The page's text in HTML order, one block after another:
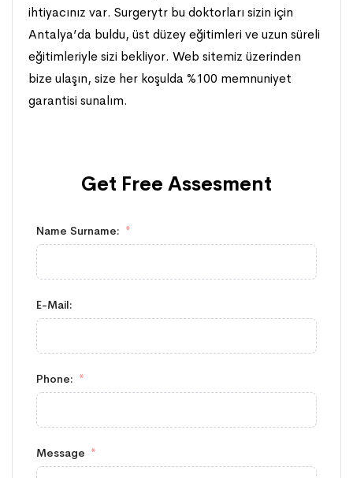
ihtiyacınız var. Surgerytr bu doktorları sizin için
Antalya’da buldu, üst düzey eğitimleri ve uzun süreli
eğitimleriyle sizi bekliyor. Web sitemiz üzerinden
bize ulaşın, size her koşulda %100 memnuniyet
garantisi sunalım.
Get Free Assesment
Name Surname:
E-Mail:
Phone:
Message